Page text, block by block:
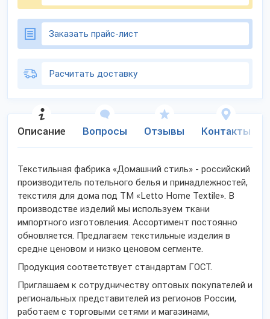
Заказать прайс-лист
Расчитать доставку
Описание Вопросы Отзывы Контакты
Текстильная фабрика «Домашний стиль» - российский
производитель потельного белья и принадлежностей,
текстиля для дома под ТМ «Letto Home Textile». В
производстве изделий мы используем ткани
импортного изготовления. Ассортимент постоянно
обновляется. Предлагаем текстильные изделия в
средне ценовом и низко ценовом сегменте.
Продукция соответствует стандартам ГОСТ.
Приглашаем к сотрудничеству оптовых покупателей и
региональных представителей из регионов России,
работаем с торговыми сетями и магазинами,